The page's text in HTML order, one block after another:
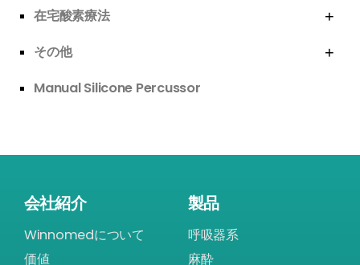
在宅酸素療法
その他
Manual Silicone Percussor
会社紹介
Winnomedについて
価値
製品
呼吸器系
麻酔